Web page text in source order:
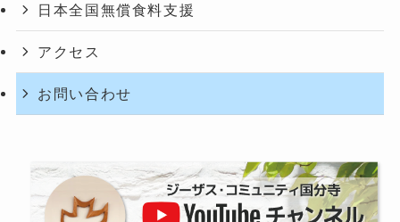
日本全国無償食料支援
アクセス
お問い合わせ